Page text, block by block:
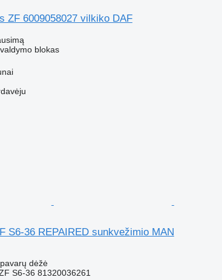
ZF 6009058027 vilkiko DAF
blokas
S6-36 REPAIRED sunkvežimio MAN
dėžė
S6-36 81320036261